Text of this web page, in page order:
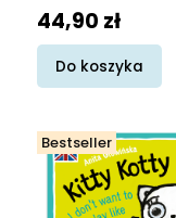
Cena
44,90 zł
Do koszyka
Bestseller